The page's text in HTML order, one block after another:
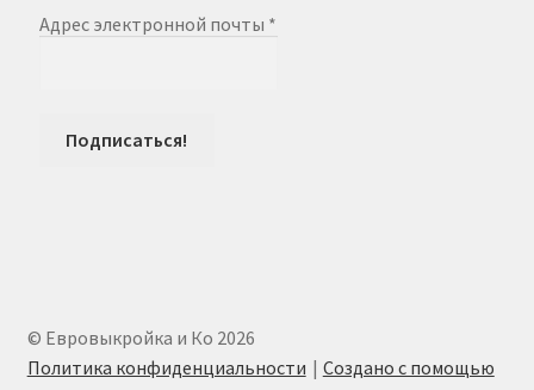
Адрес электронной почты *
© Евровыкройка и Ко 2026
Политика конфиденциальности
Создано с помощью